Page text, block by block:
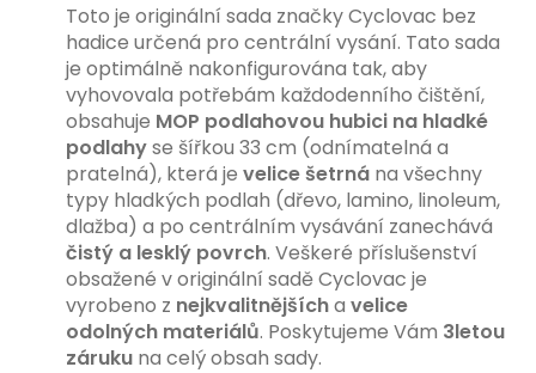
Toto je originální sada značky Cyclovac bez
hadice určená pro centrální vysání. Tato sada
je optimálně nakonfigurována tak, aby
vyhovovala potřebám každodenního čištění,
obsahuje MOP podlahovou hubici na hladké
podlahyse šířkou 33 cm (odnímatelná a
pratelná), která je velicešetrná na všechny
typy hladkých podlah (dřevo, lamino, linoleum,
dlažba) a po centrálním vysávání zanechává
čistý a lesklý povrch. Veškeré příslušenství
obsažené v originální sadě Cyclovac je
vyrobeno z nejkvalitnějšícha velice
odolných materiálů. Poskytujeme Vám 3letou
záruku na celý obsah sady.